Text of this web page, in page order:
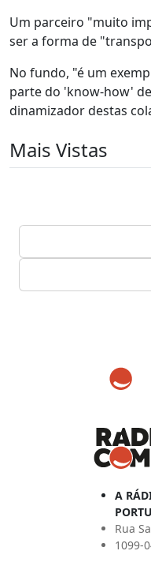
Um parceiro "muito
ser a forma de
No fundo, "é um
parte do 'know-how'
dinamizador destas
Mais Vistas
A
Rua
1099-